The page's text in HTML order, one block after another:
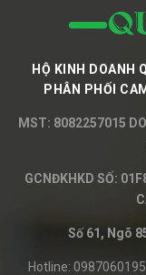
HỘ KINH DOANH
PHÂN PHỐI
MST: 8082257015
GCNĐKHKD SỐ:
Số 61, Ngõ
Hotline: 0987060195